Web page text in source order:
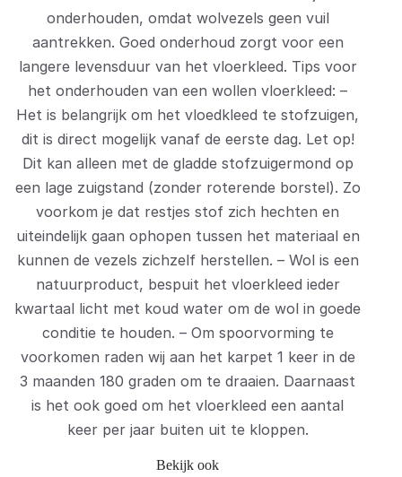
onderhouden, omdat wolvezels geen vuil
aantrekken. Goed onderhoud zorgt voor een
langere levensduur van het vloerkleed. Tips voor
het onderhouden van een wollen vloerkleed: –
Het is belangrijk om het vloedkleed te stofzuigen,
dit is direct mogelijk vanaf de eerste dag. Let op!
Dit kan alleen met de gladde stofzuigermond op
een lage zuigstand (zonder roterende borstel). Zo
voorkom je dat restjes stof zich hechten en
uiteindelijk gaan ophopen tussen het materiaal en
kunnen de vezels zichzelf herstellen. – Wol is een
natuurproduct, bespuit het vloerkleed ieder
kwartaal licht met koud water om de wol in goede
conditie te houden. – Om spoorvorming te
voorkomen raden wij aan het karpet 1 keer in de
3 maanden 180 graden om te draaien. Daarnaast
is het ook goed om het vloerkleed een aantal
keer per jaar buiten uit te kloppen.
Bekijk ook